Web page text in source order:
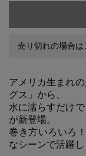
売り切れの場合
アメリカ生まれ
グス」から、
水に濡らすだけ
が新登場。
巻き方いろいろ
なシーンで活躍し